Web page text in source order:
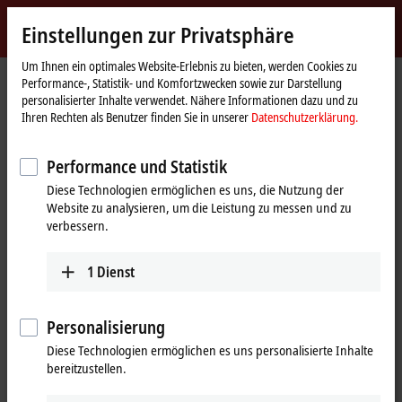
Beckhoff
-
New
Automation
Technology
myBeckhoff
StartseiteUnternehmen
News
Mit Klick auf "Akzeptieren" zeigen wir das Video und passen die
Einstellung zur Privatsphäre an, dabei wird externer Inhalt von
Vimeo geladen. Beachten Sie dazu bitte unsere
Einstellungen zur Privatsphäre
Um Ihnen ein optimales Website-Erlebnis zu bieten, werden Cookies zu
Performance-, Statistik- und Komfortzwecken sowie zur Darstellung
personalisierter Inhalte verwendet. Nähere Informationen dazu und zu
Ihren Rechten als Benutzer finden Sie in unserer Datenschutzerklärung.
Performance und Statistik
Diese Technologien ermöglichen es uns, die Nutzung der
Website zu analysieren, um die Leistung zu messen und zu
verbessern.
1 Dienst
Personalisierung
Diese Technologien ermöglichen es uns personalisierte Inhalte
bereitzustellen.